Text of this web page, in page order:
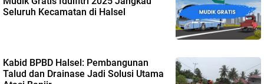
Seluruh Kecamatan di Halsel
Kabid BPBD Halsel: Pembangunan
Talud dan Drainase Jadi Solusi Utama